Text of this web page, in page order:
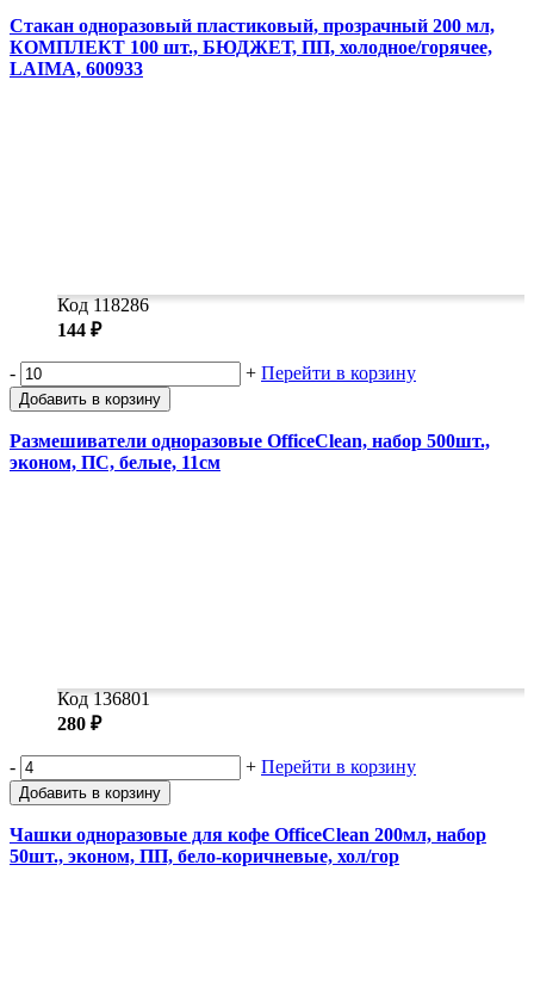
Стакан одноразовый пластиковый, прозрачный 200 мл,
КОМПЛЕКТ 100 шт., БЮДЖЕТ, ПП, холодное/горячее,
LAIMA, 600933
Код 118286
144 ₽
- + Перейти в корзину
Добавить в корзину
Размешиватели одноразовые OfficeClean, набор 500шт.,
эконом, ПС, белые, 11см
Код 136801
280 ₽
- + Перейти в корзину
Добавить в корзину
Чашки одноразовые для кофе OfficeClean 200мл, набор
50шт., эконом, ПП, бело-коричневые, хол/гор